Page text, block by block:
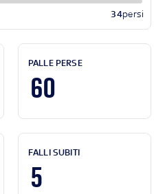
34persi
PALLE PERSE
60
FALLI SUBITI
5